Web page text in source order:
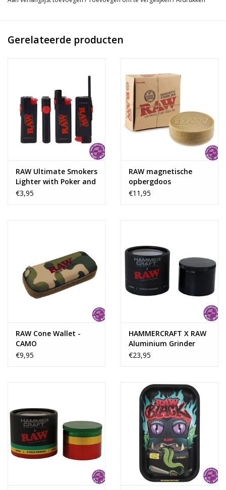
als ons!
Gerelateerde producten
RAW Ultimate Smokers
Lighter with Poker and
Windscreen
€3,95
RAW magnetische
opbergdoos
€11,95
RAW Cone Wallet -
CAMO
€9,95
HAMMERCRAFT X RAW
Aluminium Grinder
4parts - BLACK LARGE
€23,95